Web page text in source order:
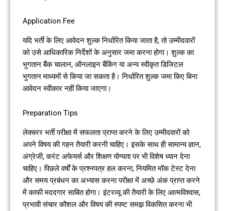
Application Fee
यदि भर्ती के लिए आवेदन शुल्क निर्धारित किया जाता है, तो उम्मीदवारों
को उसे आधिकारिक निर्देशों के अनुसार जमा करना होगा। शुल्क का
भुगतान बैंक चालान, ऑनलाइन बैंकिंग या अन्य स्वीकृत डिजिटल
भुगतान माध्यमों से किया जा सकता है। निर्धारित शुल्क जमा किए बिना
आवेदन स्वीकार नहीं किया जाएगा।
Preparation Tips
लेक्चरर भर्ती परीक्षा में सफलता प्राप्त करने के लिए उम्मीदवारों को
अपने विषय की गहन तैयारी करनी चाहिए। इसके साथ ही सामान्य ज्ञान,
अंग्रेजी, करंट अफेयर्स और शिक्षण योग्यता पर भी विशेष ध्यान देना
चाहिए। पिछले वर्षों के प्रश्नपत्र हल करना, नियमित मॉक टेस्ट देना
और समय प्रबंधन का अभ्यास करना परीक्षा में अच्छे अंक प्राप्त करने
में काफी मददगार साबित होगा। इंटरव्यू की तैयारी के लिए आत्मविश्वास,
प्रभावी संचार कौशल और विषय की स्पष्ट समझ विकसित करना भी